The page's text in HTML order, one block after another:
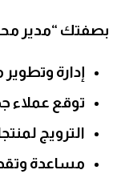
بصفتك “مدير
إدارة
توقع عملاء
الترويج
مساعدة